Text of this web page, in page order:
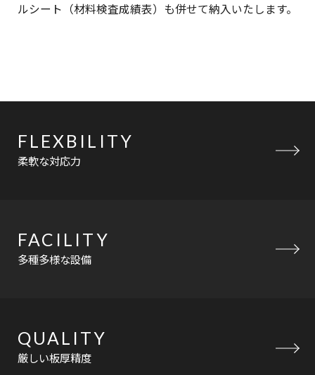
ルシート（材料検査成績表）も併せて納入いたします。
FLEXBILITY
柔軟な対応力
FACILITY
多種多様な設備
QUALITY
厳しい板厚精度